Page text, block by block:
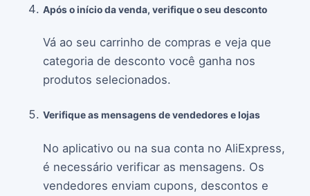
Após o início da venda, verifique o seu desconto
Vá ao seu carrinho de compras e veja que
categoria de desconto você ganha nos
produtos selecionados.
Verifique as mensagens de vendedores e lojas
No aplicativo ou na sua conta no AliExpress,
é necessário verificar as mensagens. Os
vendedores enviam cupons, descontos e